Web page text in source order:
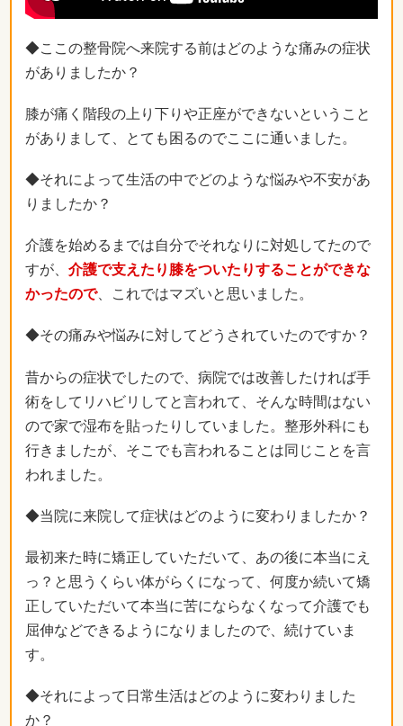
◆ここの整骨院へ来院する前はどのような痛みの症状
がありましたか？
膝が痛く階段の上り下りや正座ができないということ
がありまして、とても困るのでここに通いました。
◆それによって生活の中でどのような悩みや不安があ
りましたか？
介護を始めるまでは自分でそれなりに対処してたので
すが、 介護で支えたり膝をついたりすることができな
かったので、これではマズいと思いました。
◆その痛みや悩みに対してどうされていたのですか？
昔からの症状でしたので、病院では改善したければ手
術をしてリハビリしてと言われて、そんな時間はない
ので家で湿布を貼ったりしていました。整形外科にも
行きましたが、そこでも言われることは同じことを言
われました。
◆当院に来院して症状はどのように変わりましたか？
最初来た時に矯正していただいて、あの後に本当にえ
っ？と思うくらい体がらくになって、何度か続いて矯
正していただいて本当に苦にならなくなって介護でも
屈伸などできるようになりましたので、続けていま
す。
◆それによって日常生活はどのように変わりました
か？